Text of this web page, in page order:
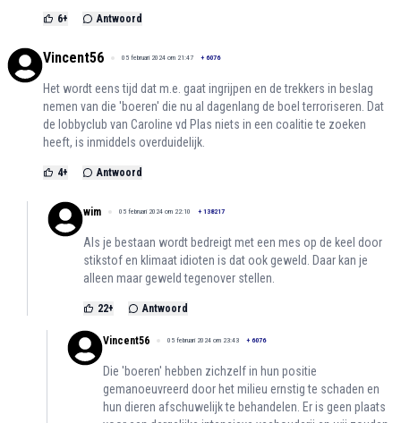
6+ Antwoord
Vincent56 05 februari 2024 om 21:47 + 6076
Het wordt eens tijd dat m.e. gaat ingrijpen en de trekkers in beslag
nemen van die 'boeren' die nu al dagenlang de boel terroriseren. Dat
de lobbyclub van Caroline vd Plas niets in een coalitie te zoeken
heeft, is inmiddels overduidelijk.
4+ Antwoord
wim 05 februari 2024 om 22:10 + 138217
Als je bestaan wordt bedreigt met een mes op de keel door
stikstof en klimaat idioten is dat ook geweld. Daar kan je
alleen maar geweld tegenover stellen.
22+ Antwoord
Vincent56 05 februari 2024 om 23:43 + 6076
Die 'boeren' hebben zichzelf in hun positie
gemanoeuvreerd door het milieu ernstig te schaden en
hun dieren afschuwelijk te behandelen. Er is geen plaats